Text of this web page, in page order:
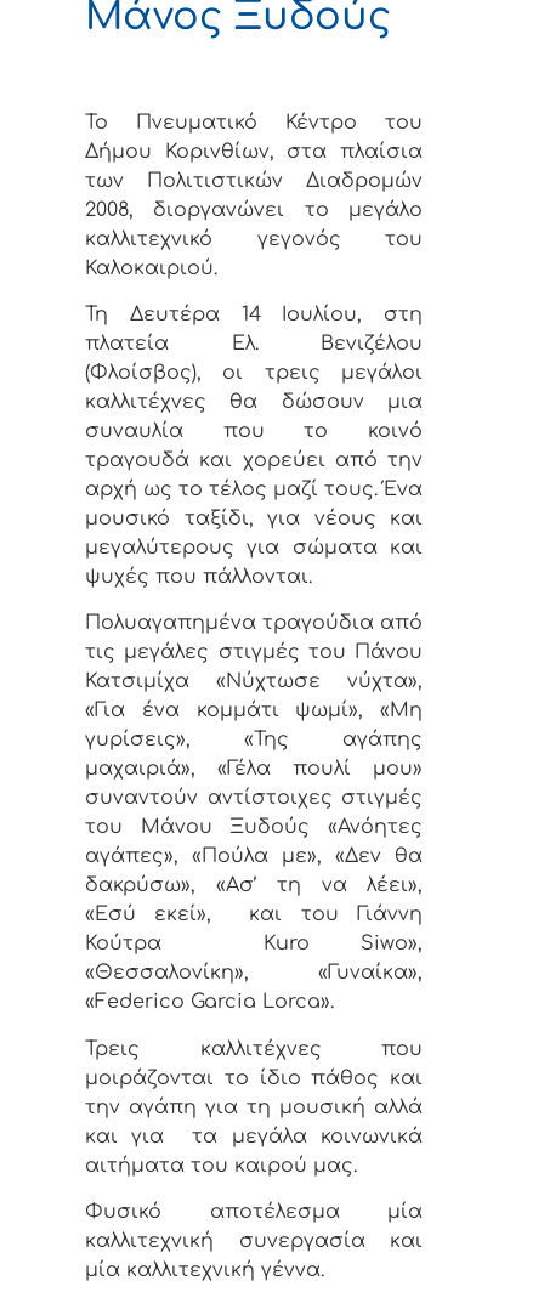
Μάνος Ξυδούς
Το Πνευματικό Κέντρο του
Δήμου Κορινθίων, στα πλαίσια
των Πολιτιστικών Διαδρομών
2008, διοργανώνει το μεγάλο
καλλιτεχνικό γεγονός του
Καλοκαιριού.
Τη Δευτέρα 14 Ιουλίου, στη
πλατεία Ελ. Βενιζέλου
(Φλοίσβος), οι τρεις μεγάλοι
καλλιτέχνες θα δώσουν μια
συναυλία που το κοινό
τραγουδά και χορεύει από την
αρχή ως το τέλος μαζί τους. Ένα
μουσικό ταξίδι, για νέους και
μεγαλύτερους για σώματα και
ψυχές που πάλλονται.
Πολυαγαπημένα τραγούδια από
τις μεγάλες στιγμές του Πάνου
Κατσιμίχα «Νύχτωσε νύχτα»,
«Για ένα κομμάτι ψωμί», «Μη
γυρίσεις», «Της αγάπης
μαχαιριά», «Γέλα πουλί μου»
συναντούν αντίστοιχες στιγμές
του Μάνου Ξυδούς «Ανόητες
αγάπες», «Πούλα με», «Δεν θα
δακρύσω», «Ασ’ τη να λέει»,
«Εσύ εκεί»,
και του Γιάννη
Κούτρα
Kuro Siwo»,
«Θεσσαλονίκη», «Γυναίκα»,
«Federico Garcia Lorca».
Τρεις καλλιτέχνες που
μοιράζονται το ίδιο πάθος και
την αγάπη για τη μουσική αλλά
και για
τα μεγάλα κοινωνικά
αιτήματα του καιρού μας.
Φυσικό αποτέλεσμα μία
καλλιτεχνική συνεργασία και
μία καλλιτεχνική γέννα.